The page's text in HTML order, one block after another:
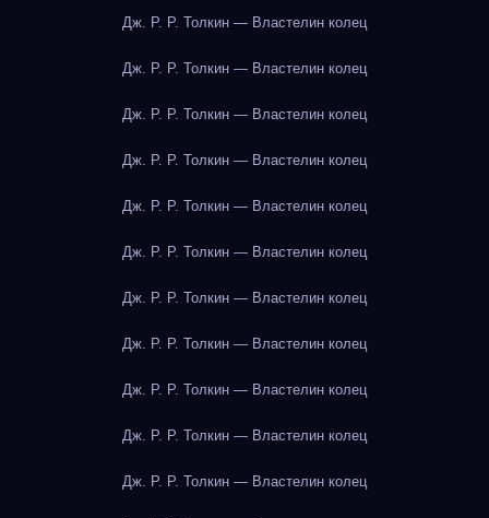
Дж. Р. Р. Толкин — Властелин колец
Дж. Р. Р. Толкин — Властелин колец
Дж. Р. Р. Толкин — Властелин колец
Дж. Р. Р. Толкин — Властелин колец
Дж. Р. Р. Толкин — Властелин колец
Дж. Р. Р. Толкин — Властелин колец
Дж. Р. Р. Толкин — Властелин колец
Дж. Р. Р. Толкин — Властелин колец
Дж. Р. Р. Толкин — Властелин колец
Дж. Р. Р. Толкин — Властелин колец
Дж. Р. Р. Толкин — Властелин колец